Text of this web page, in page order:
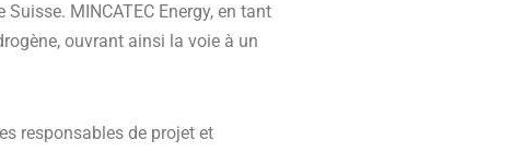
MINCATEC Energy, en tant
ouvrant ainsi la voie à un
responsables de projet et